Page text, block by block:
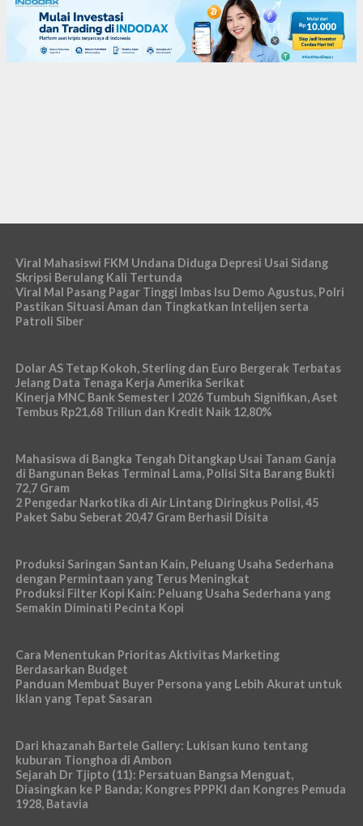
Viral Mahasiswi FKM Undana Diduga Depresi Usai Sidang
Skripsi Berulang Kali Tertunda
Viral Mal Pasang Pagar Tinggi Imbas Isu Demo Agustus, Polri
Pastikan Situasi Aman dan Tingkatkan Intelijen serta
Patroli Siber
Dolar AS Tetap Kokoh, Sterling dan Euro Bergerak Terbatas
Jelang Data Tenaga Kerja Amerika Serikat
Kinerja MNC Bank Semester I 2026 Tumbuh Signifikan, Aset
Tembus Rp21,68 Triliun dan Kredit Naik 12,80%
Mahasiswa di Bangka Tengah Ditangkap Usai Tanam Ganja
di Bangunan Bekas Terminal Lama, Polisi Sita Barang Bukti
72,7 Gram
2 Pengedar Narkotika di Air Lintang Diringkus Polisi, 45
Paket Sabu Seberat 20,47 Gram Berhasil Disita
Produksi Saringan Santan Kain, Peluang Usaha Sederhana
dengan Permintaan yang Terus Meningkat
Produksi Filter Kopi Kain: Peluang Usaha Sederhana yang
Semakin Diminati Pecinta Kopi
Cara Menentukan Prioritas Aktivitas Marketing
Berdasarkan Budget
Panduan Membuat Buyer Persona yang Lebih Akurat untuk
Iklan yang Tepat Sasaran
Dari khazanah Bartele Gallery: Lukisan kuno tentang
kuburan Tionghoa di Ambon
Sejarah Dr Tjipto (11): Persatuan Bangsa Menguat,
Diasingkan ke P Banda; Kongres PPPKI dan Kongres Pemuda
1928, Batavia